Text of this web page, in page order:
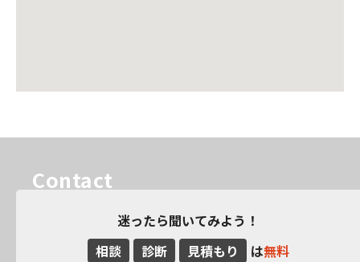
Contact
迷ったら聞いてみよう！
相談
診断 見積もり は無料